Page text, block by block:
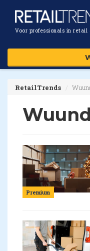
Voor professionals in retail
RetailTrends
Premium